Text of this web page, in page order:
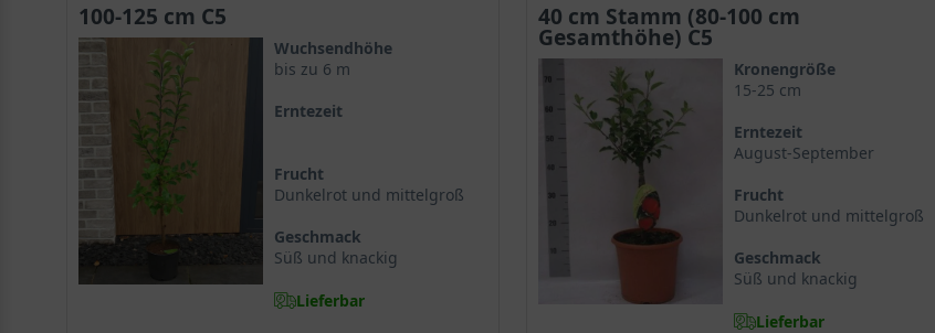
100-125 cm C5
Wuchsendhöhe
bis zu 6 m
Erntezeit
Frucht
Dunkelrot und mittelgroß
Geschmack
Süß und knackig
Lieferbar
40 cm Stamm (80-100 cm
Gesamthöhe) C5
Kronengröße
15-25 cm
Erntezeit
August-September
Frucht
Dunkelrot und mittelgroß
Geschmack
Süß und knackig
Lieferbar